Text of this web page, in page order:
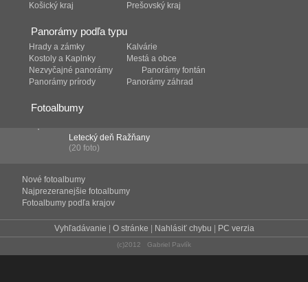
Košický kraj
Prešovský kraj
Panorámy podľa typu
Hrady a zámky
Kalvárie
Kostoly a Kaplnky
Mestá a obce
Nezvyčajné panorámy
Panorámy fontán
Panorámy prírody
Panorámy záhrad
Fotoalbumy
Letecký deň Ražňany
(20 foto)
Nové fotoalbumy
Najprezeranejšie fotoalbumy
Fotoalbumy podľa krajov
Vyhľadávanie O stránke Nahlásiť chybu PC verzia
(c)2012 Gabriel Pavlík